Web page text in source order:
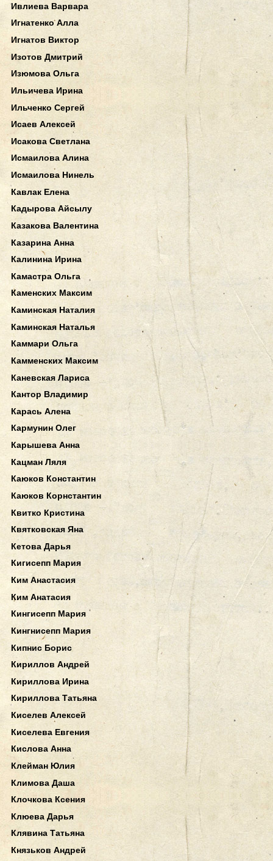
Ивлиева Варвара
Игнатенко Алла
Игнатов Виктор
Изотов Дмитрий
Изюмова Ольга
Ильичева Ирина
Ильченко Сергей
Исаев Алексей
Исакова Светлана
Исмаилова Алина
Исмаилова Нинель
Кавлак Елена
Кадырова Айсылу
Казакова Валентина
Казарина Анна
Калинина Ирина
Камастра Ольга
Каменских Максим
Каминская Наталия
Каминская Наталья
Каммари Ольга
Камменских Максим
Каневская Лариса
Кантор Владимир
Карась Алена
Кармунин Олег
Карышева Анна
Кацман Ляля
Каюков Константин
Каюков Корнстантин
Квитко Кристина
Квятковская Яна
Кетова Дарья
Кигисепп Мария
Ким Анастасия
Ким Анатасия
Кингисепп Мария
Кингнисепп Мария
Кипнис Борис
Кириллов Андрей
Кириллова Ирина
Кириллова Татьяна
Киселев Алексей
Киселева Евгения
Кислова Анна
Клейман Юлия
Климова Даша
Клочкова Ксения
Клюева Дарья
Клявина Татьяна
Князьков Андрей